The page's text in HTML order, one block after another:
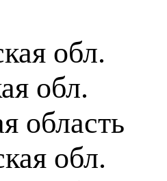
обл.
обл.
область
обл.